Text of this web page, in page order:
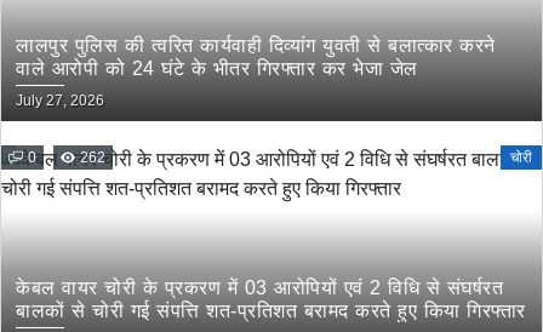
लालपुर पुलिस की त्वरित कार्यवाही दिव्यांग युवती से बलात्कार करने
वाले आरोपी को 24 घंटे के भीतर गिरफ्तार कर भेजा जेल
July 27, 2026
0 262 चोरी
केबल वायर चोरी के प्रकरण में 03 आरोपियों एवं 2 विधि से संघर्षरत
बालकों से चोरी गई संपत्ति शत-प्रतिशत बरामद करते हुए किया गिरफ्तार